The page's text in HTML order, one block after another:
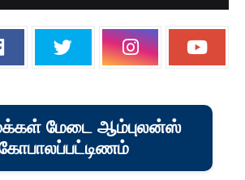
மேடை ஆம்புலன்ஸ்